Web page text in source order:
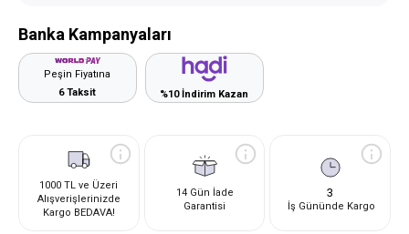
Banka Kampanyaları
Peşin Fiyatına
6 Taksit
%10 İndirim Kazan
1000 TL ve Üzeri
Alışverişlerinizde
Kargo BEDAVA!
14 Gün İade
Garantisi
3
İş Gününde Kargo